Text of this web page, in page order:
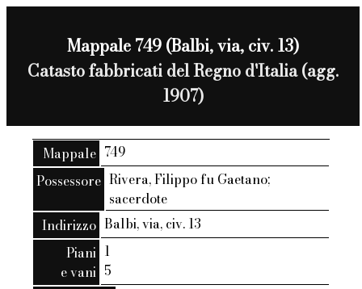
Mappale 749 (Balbi, via, civ. 13)
Catasto fabbricati del Regno d'Italia (agg.
1907)
Mappale 749
Possessore Rivera, Filippo fu Gaetano;
sacerdote
Indirizzo Balbi, via, civ. 13
Piani
e vani
1
5